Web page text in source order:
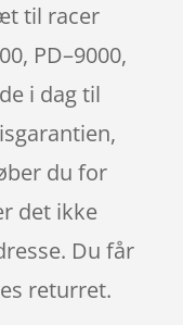
til racer
PD–9000,
i dag til
du for
det ikke
Du får
returret.